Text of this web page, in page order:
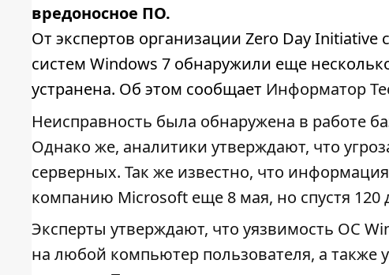
вредоносное ПО.
От экспертов организации Zero Day
систем Windows 7 обнаружили еще
устранена. Об этом сообщает Информатор
Неисправность была обнаружена в работе
Однако же, аналитики утверждают, что
серверных. Так же известно, что
компанию Microsoft еще 8 мая, но спустя 120
Эксперты утверждают, что уязвимость ОС
на любой компьютер пользователя, а также